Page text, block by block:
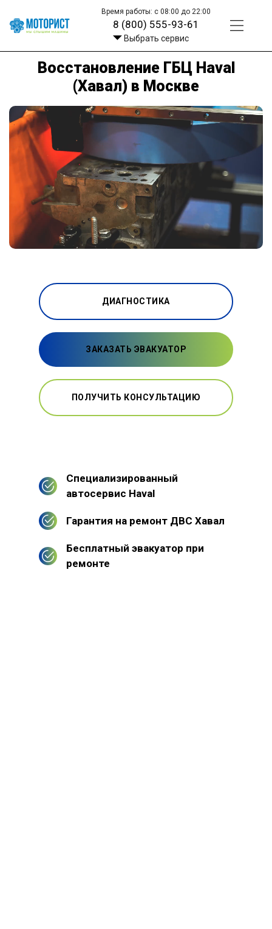
Время работы: с 08:00 до 22:00
8 (800) 555-93-61
Выбрать сервис
Восстановление ГБЦ Haval
(Хавал) в Москве
ДИАГНОСТИКА
ЗАКАЗАТЬ ЭВАКУАТОР
ПОЛУЧИТЬ КОНСУЛЬТАЦИЮ
Специализированный
автосервис Haval
Гарантия на ремонт ДВС Хавал
Бесплатный эвакуатор при
ремонте